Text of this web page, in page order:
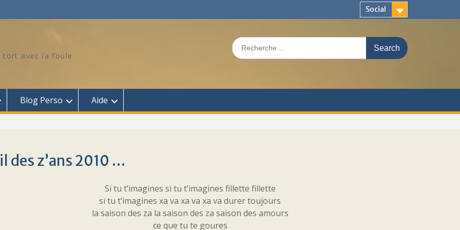
Social
tort avec la foule
Search
for:
Blog Perso Aide
des z’ans 2010 …
Si tu t’imagines si tu t’imagines fillette fillette
si tu t’imagines xa va xa va xa va durer toujours
la saison des za la saison des za saison des amours
ce que tu te goures